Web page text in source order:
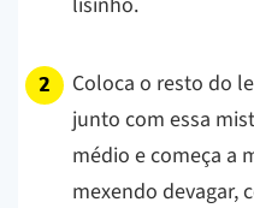
Coloca o resto do
junto com essa
médio e começa a
mexendo devagar,